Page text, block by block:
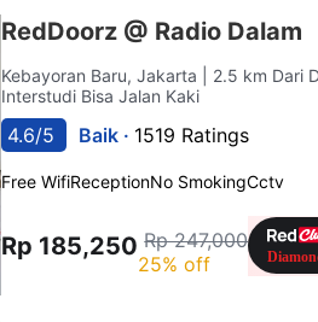
RedDoorz @ Radio Dalam
Kebayoran Baru, Jakarta
| 2.5 km Dari
Interstudi Bisa Jalan Kaki
4.6/5 Baik · 1519 Ratings
Free WifiReceptionNo SmokingCctv
Rp 185,250 Rp 247,000
25% off